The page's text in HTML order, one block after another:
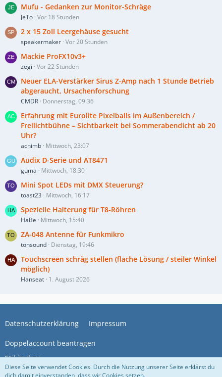
Mufu - Gedanken zur Monitor-Schräge
JeTo Vor 18 Stunden
2 x 15 Zoll Leergehäuse gesucht
speakermaker Vor 20 Stunden
Mackie ProFX10v3+
zegi Vor 22 Stunden
Neuer ELA-Verstärker Sirus Z-Amp nach 1 Stunde Betrieb
abgeraucht, Ursachenforschung
CMDR Donnerstag, 09:36
Erfahrung mit Eurolite Pixelballs im Außenbereich /
Freilichtbühne – Sichtbarkeit bei Sommerabendicht ab 20
Uhr?
achimb Mittwoch, 23:07
Audix D-Serie und AT8471
guma Mittwoch, 18:30
Mini Spot LEDs mit DMX Steuerung?
toast23 Mittwoch, 16:17
Spezielle Halterung für T8-Röhren
HaBe Mittwoch, 15:40
ZA-048 Antenne für Funkmikro
tonsound Dienstag, 19:46
Touchscreen schräg stellen (flache Lösung / steiler Winkel
möglich)
Hanseat 1. August 2026
Stil ändern
Datenschutzerklärung Impressum
Doppelaccount beantragen
Diese Seite verwendet Cookies. Durch die Nutzung unserer Seite erklärst du
dich damit einverstanden, dass wir Cookies setzen.